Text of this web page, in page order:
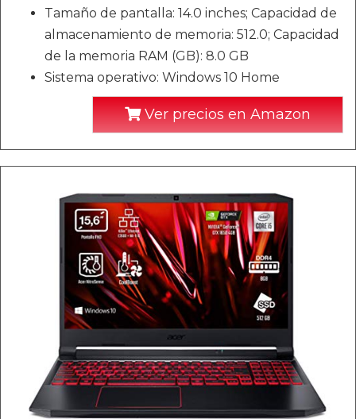
Tamaño de pantalla: 14.0 inches; Capacidad de
almacenamiento de memoria: 512.0; Capacidad
de la memoria RAM (GB): 8.0 GB
Sistema operativo: Windows 10 Home
Ver precios en Amazon